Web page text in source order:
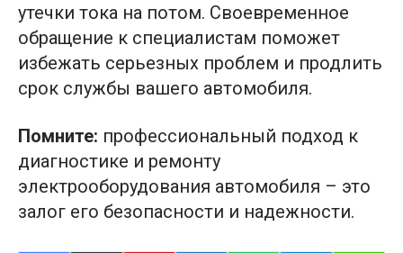
утечки тока на потом. Своевременное
обращение к специалистам поможет
избежать серьезных проблем и продлить
срок службы вашего автомобиля.
Помните: профессиональный подход к
диагностике и ремонту
электрооборудования автомобиля – это
залог его безопасности и надежности.